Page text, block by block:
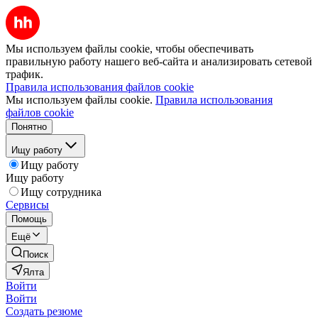
Мы используем файлы cookie, чтобы обеспечивать
правильную работу нашего веб-сайта и анализировать сетевой
трафик.
Правила использования файлов cookie
Мы используем файлы cookie. Правила использования
файлов cookie
Понятно
Ищу работу
Ищу работу
Ищу работу
Ищу сотрудника
Сервисы
Помощь
Ещё
Поиск
Ялта
Войти
Войти
Создать резюме